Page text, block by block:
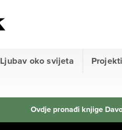
Ljubav oko svijeta Projekti
Ovdje pronađi knjige